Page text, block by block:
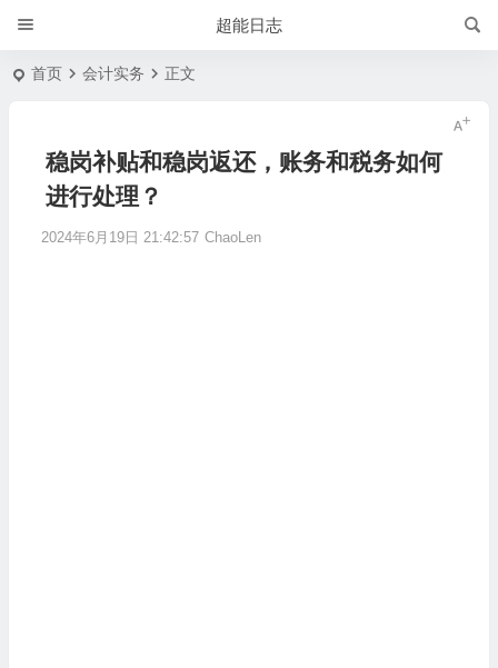
超能日志
首页 会计实务 正文
稳岗补贴和稳岗返还，账务和税务如何
进行处理？
2024年6月19日 21:42:57 ChaoLen